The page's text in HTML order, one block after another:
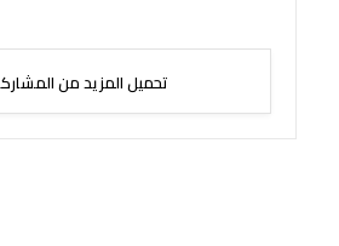
تحميل المزيد من